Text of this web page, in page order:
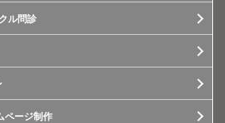
ル問診
ページ制作